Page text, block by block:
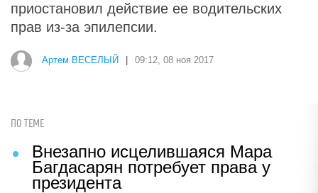
приостановил действие ее водительских
прав из-за эпилепсии.
Артем ВЕСЕЛЫЙ 09:12, 08 ноя 2017
ПО ТЕМЕ
Внезапно исцелившаяся Мара
Багдасарян потребует права у
президента